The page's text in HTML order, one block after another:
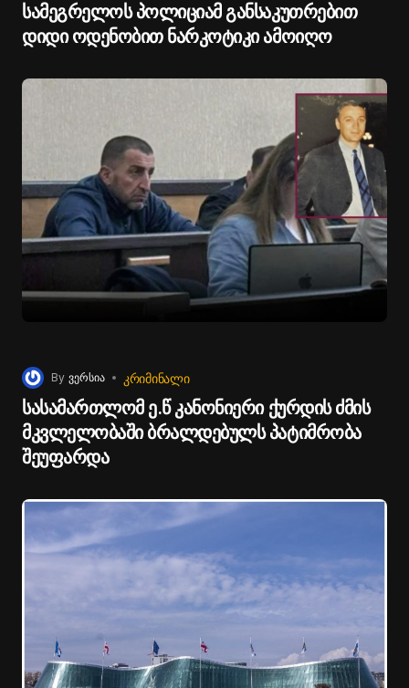
სამეგრელოს პოლიციამ განსაკუთრებით
დიდი ოდენობით ნარკოტიკი ამოიღო
By ვერსია ᲙᲠᲘᲛᲘᲜᲐᲚᲘ
სასამართლომ ე.წ კანონიერი ქურდის ძმის
მკვლელობაში ბრალდებულს პატიმრობა
შეუფარდა